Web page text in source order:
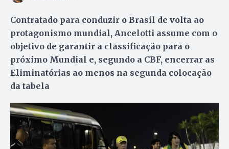
Contratado para conduzir o Brasil de volta ao
protagonismo mundial, Ancelotti assume com o
objetivo de garantir a classificação para o
próximo Mundial e, segundo a CBF, encerrar as
Eliminatórias ao menos na segunda colocação
da tabela